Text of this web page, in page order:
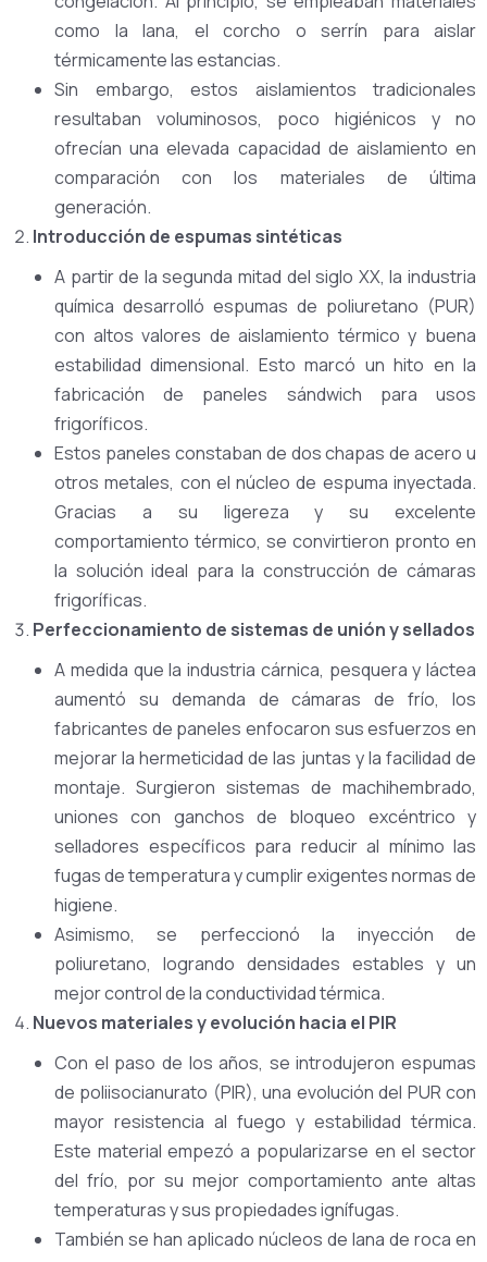
como la lana, el corcho o serrín para aislar
térmicamente las estancias.
Sin embargo, estos aislamientos tradicionales
resultaban voluminosos, poco higiénicos y no
ofrecían una elevada capacidad de aislamiento en
comparación con los materiales de última
generación.
Introducción de espumas sintéticas
A partir de la segunda mitad del siglo XX, la industria
química desarrolló espumas de poliuretano (PUR)
con altos valores de aislamiento térmico y buena
estabilidad dimensional. Esto marcó un hito en la
fabricación de paneles sándwich para usos
frigoríficos.
Estos paneles constaban de dos chapas de acero u
otros metales, con el núcleo de espuma inyectada.
Gracias a su ligereza y su excelente
comportamiento térmico, se convirtieron pronto en
la solución ideal para la construcción de cámaras
frigoríficas.
Perfeccionamiento de sistemas de unión y sellados
A medida que la industria cárnica, pesquera y láctea
aumentó su demanda de cámaras de frío, los
fabricantes de paneles enfocaron sus esfuerzos en
mejorar la hermeticidad de las juntas y la facilidad de
montaje. Surgieron sistemas de machihembrado,
uniones con ganchos de bloqueo excéntrico y
selladores específicos para reducir al mínimo las
fugas de temperatura y cumplir exigentes normas de
higiene.
Asimismo, se perfeccionó la inyección de
poliuretano, logrando densidades estables y un
mejor control de la conductividad térmica.
Nuevos materiales y evolución hacia el PIR
Con el paso de los años, se introdujeron espumas
de poliisocianurato (PIR), una evolución del PUR con
mayor resistencia al fuego y estabilidad térmica.
Este material empezó a popularizarse en el sector
del frío, por su mejor comportamiento ante altas
temperaturas y sus propiedades ignífugas.
También se han aplicado núcleos de lana de roca en